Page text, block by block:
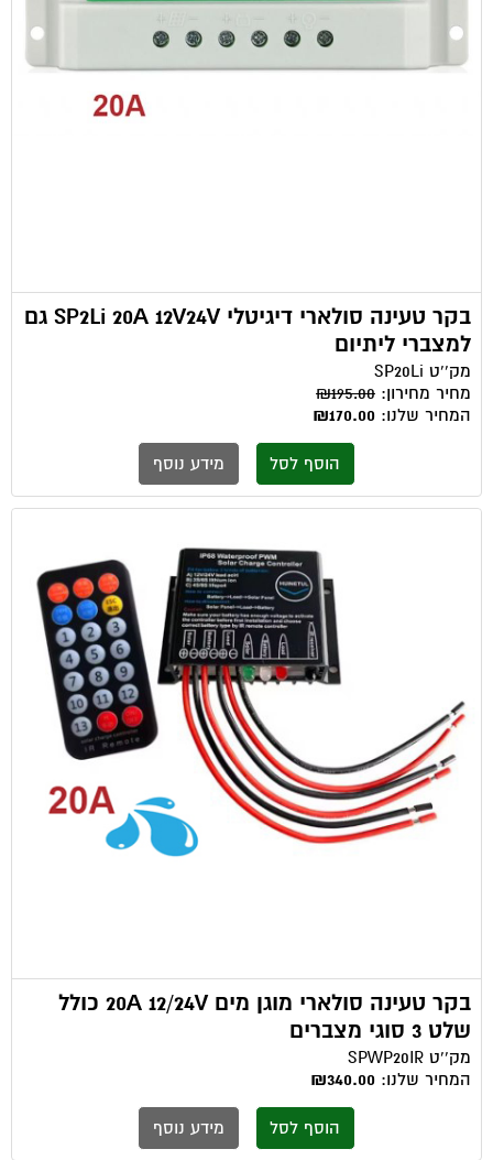
בקר טעינה סולארי דיגיטלי SP2Li 20A 12V24V גם
למצברי ליתיום
מק''ט SP20Li
מחיר מחירון: ₪195.00
המחיר שלנו: ₪170.00
הוסף לסל מידע נוסף
בקר טעינה סולארי מוגן מים 20A 12/24V כולל
שלט 3 סוגי מצברים
מק''ט SPWP20IR
המחיר שלנו: ₪340.00
הוסף לסל מידע נוסף